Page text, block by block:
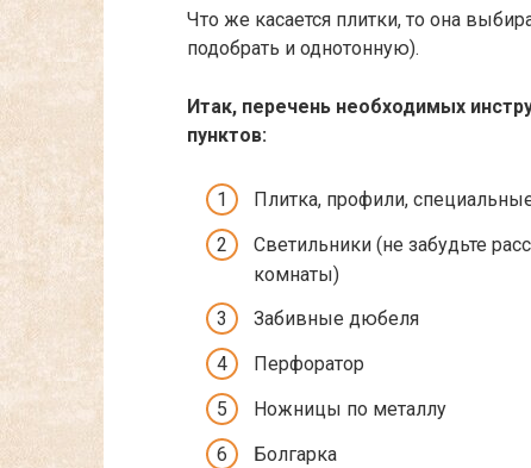
Что же касается плитки, то она
подобрать и однотонную).
Итак, перечень необходимых
пунктов:
Плитка, профили,
Светильники (не забудьте
комнаты)
Забивные дюбеля
Перфоратор
Ножницы по металлу
Болгарка